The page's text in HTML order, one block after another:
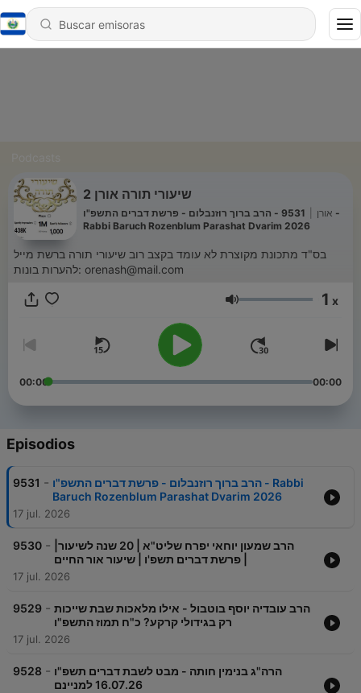
שיעורי תורה אורן 2
אורן
9531 - הרב ברוך רוזנבלום - פרשת דברים התשפ"ו -
Rabbi Baruch Rozenblum Parashat Dvarim 2026
בס"ד מתכונת מקוצרת לא עומד בקצב רוב שיעורי תורה ברשת מייל
להערות בונות: orenash@mail.com
Volumen 1 x
00:00 00:00
Episodios
9531 - הרב ברוך רוזנבלום - פרשת דברים התשפ"ו - Rabbi
Baruch Rozenblum Parashat Dvarim 2026
17 jul. 2026
9530 - הרב שמעון יוחאי יפרח שליט"א | 20 שנה לשיעור|
17 jul. 2026
9529 - הרב עובדיה יוסף בוטבול - אילו מלאכות שבת שייכות
רק בגידולי קרקע? כ"ח תמוז התשפ"ו
17 jul. 2026
9528 - הרה"ג בנימין חותה - מבט לשבת דברים תשפ"ו
16.07.26 למניינם